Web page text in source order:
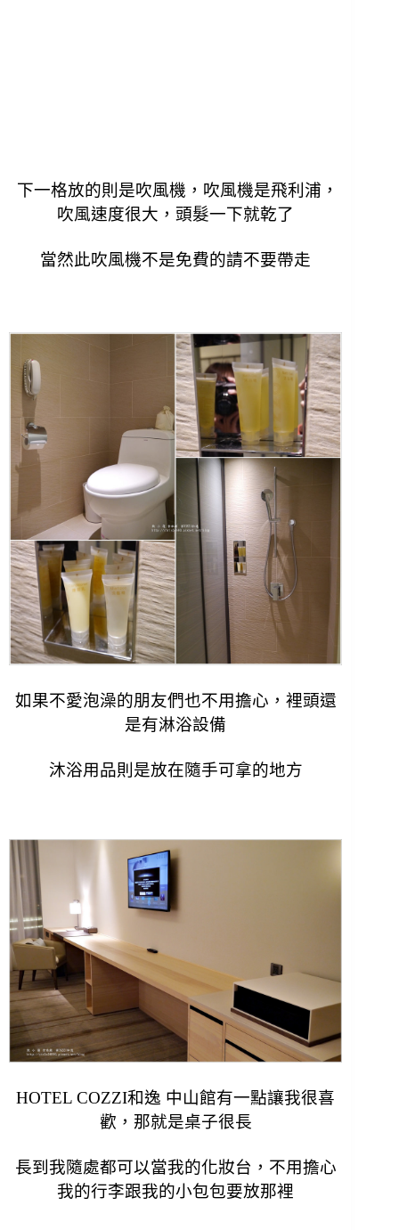
下一格放的則是吹風機， 吹風機是飛利浦，
吹風速度很大，頭髮一下就乾了
當然此吹風機不是免費的請不要帶走
如果不愛泡澡的朋友們也不用擔心， 裡頭還
是有淋浴設備
沐浴用品則是放在隨手可拿的地方
HOTEL COZZI和逸 中山館有一點讓我很喜
歡， 那就是桌子很長
長到我隨處都可以當我的化妝台， 不用擔心
我的行李跟我的小包包要放那裡